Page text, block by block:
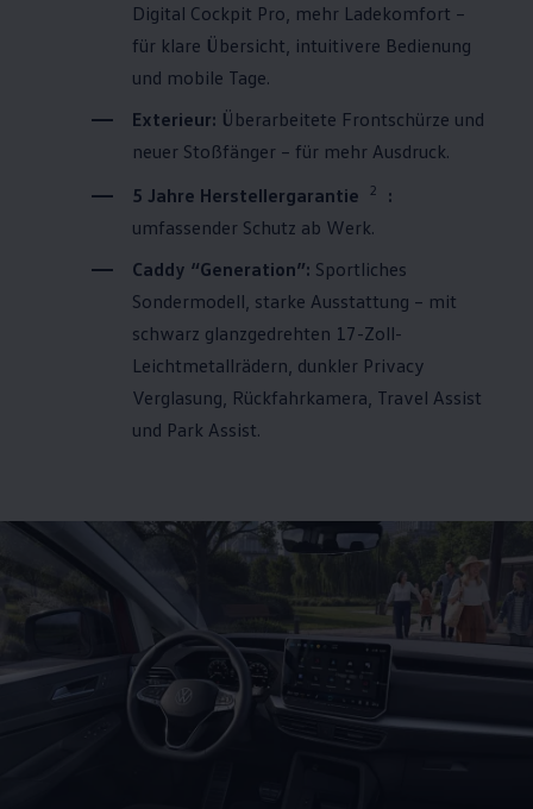
Digital Cockpit Pro, mehr Ladekomfort –
für klare Übersicht, intuitivere Bedienung
und mobile Tage.
Exterieur: Überarbeitete Frontschürze und
neuer Stoßfänger – für mehr Ausdruck.
5 Jahre Herstellergarantie
2
:
umfassender Schutz ab Werk.
Caddy “Generation”: Sportliches
Sondermodell, starke Ausstattung – mit
schwarz glanzgedrehten 17-Zoll-
Leichtmetallrädern, dunkler Privacy
Verglasung, Rückfahrkamera, Travel Assist
und Park Assist.